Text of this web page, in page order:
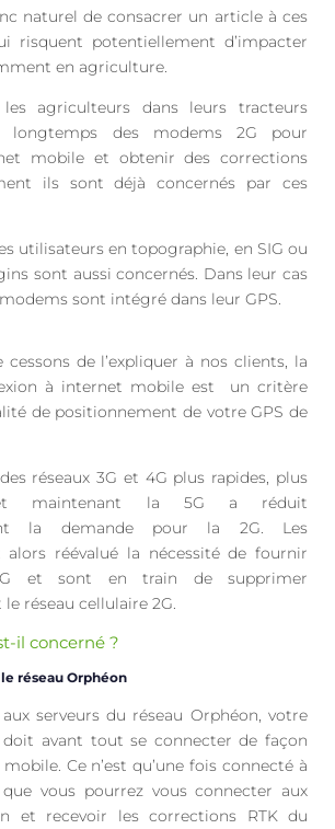
naturel de consacrer un article à ces
risquent potentiellement d’impacter
en agriculture.
les agriculteurs dans leurs tracteurs
longtemps des modems 2G pour
mobile et obtenir des corrections
ils sont déjà concernés par ces
utilisateurs en topographie, en SIG ou
sont aussi concernés. Dans leur cas
sont intégré dans leur GPS.
de l’expliquer à nos clients, la
à internet mobile est un critère
de positionnement de votre GPS de
réseaux 3G et 4G plus rapides, plus
et maintenant la 5G a réduit
la demande pour la 2G. Les
alors réévalué la nécessité de fournir
et sont en train de supprimer
réseau cellulaire 2G.
il concerné ?
réseau Orphéon
aux serveurs du réseau Orphéon, votre
avant tout se connecter de façon
Ce n’est qu’une fois connecté à
vous pourrez vous connecter aux
et recevoir les corrections RTK du